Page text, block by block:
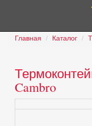
Главная Каталог
Cambro